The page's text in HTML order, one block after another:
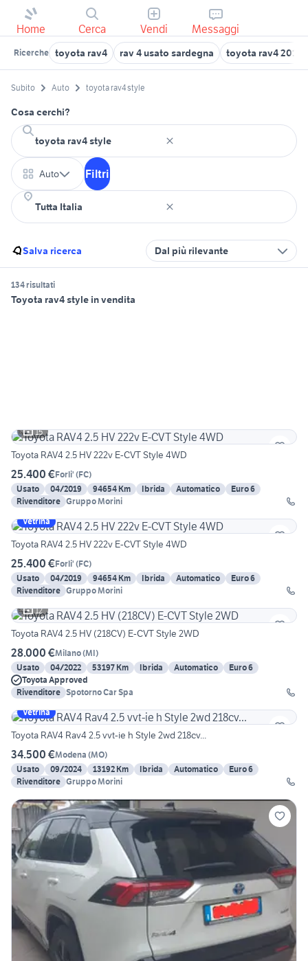
Home Cerca Vendi Messaggi
Ricerche toyota rav4 rav 4 usato sardegna toyota rav4 2016
Subito Auto toyota rav4 style
Cosa cerchi?
Auto Filtri
Salva ricerca Dal più rilevante
134 risultati
Toyota rav4 style in vendita
15
Toyota RAV4 2.5 HV 222v E-CVT Style 4WD
25.400 €Forli' (FC)
Usato
04/2019 94654 Km Ibrida Automatico
Euro 6
Rivenditore Gruppo Morini
Vetrina
Toyota RAV4 2.5 HV 222v E-CVT Style 4WD
25.400 €Forli' (FC)
Usato
04/2019 94654 Km Ibrida Automatico
Euro 6
Rivenditore Gruppo Morini
12
Toyota RAV4 2.5 HV (218CV) E-CVT Style 2WD
28.000 €Milano(MI)
Usato
04/2022 53197 Km Ibrida Automatico
Euro 6
Toyota Approved
Rivenditore Spotorno Car Spa
Vetrina
Toyota RAV4 Rav4 2.5 vvt-ie h Style 2wd 218cv...
34.500 €Modena (MO)
Usato
09/2024 13192 Km Ibrida Automatico
Euro 6
Rivenditore Gruppo Morini